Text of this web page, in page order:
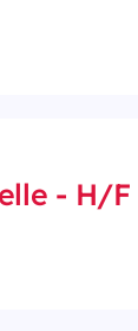
- H/F